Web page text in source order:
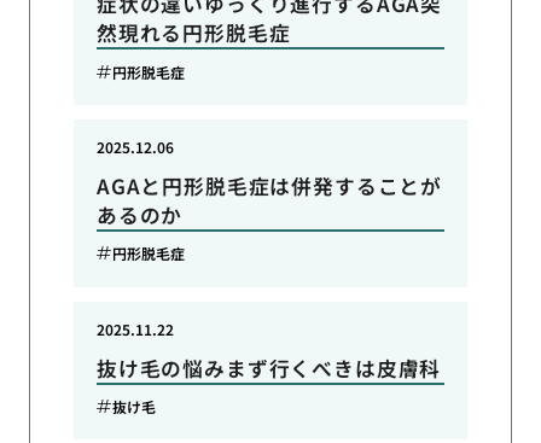
然現れる円形脱毛症
円形脱毛症
AGAと円形脱毛症は併発することが
あるのか
2025.12.06
円形脱毛症
抜け毛の悩みまず行くべきは皮膚科
2025.11.22
抜け毛